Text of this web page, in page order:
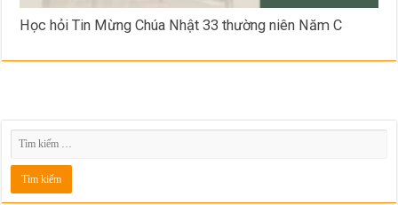
Học hỏi Tin Mừng Chúa Nhật 33 thường niên Năm C